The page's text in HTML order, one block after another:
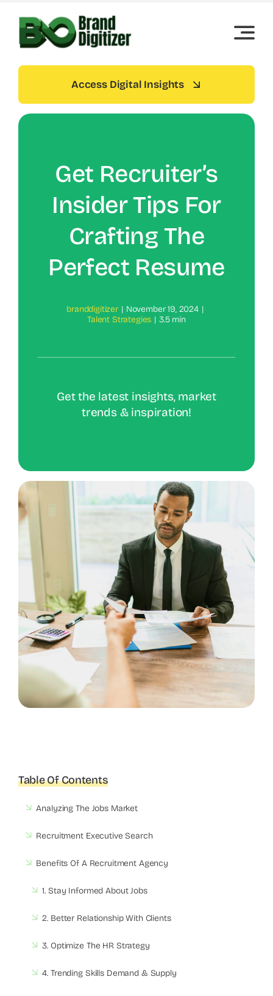
content
Access Digital Insights
Get Recruiter’s
Insider Tips For
Crafting The
Perfect Resume
branddigitizer | November 19, 2024 |
Talent Strategies | 3.5 min
Get the latest insights, market
trends & inspiration!
Table Of Contents
Analyzing The Jobs Market
Recruitment Executive Search
Benefits Of A Recruitment Agency
1. Stay Informed About Jobs
2. Better Relationship With Clients
3. Optimize The HR Strategy
4. Trending Skills Demand & Supply